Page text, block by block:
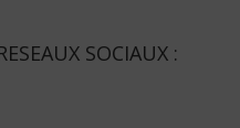
SOCIAUX :